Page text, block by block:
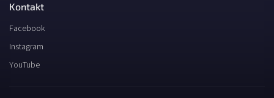
Kontakt
Facebook
Instagram
YouTube